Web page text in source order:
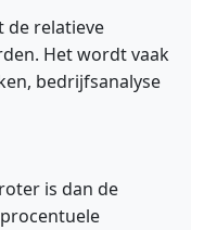
de relatieve
Het wordt vaak
bedrijfsanalyse
is dan de